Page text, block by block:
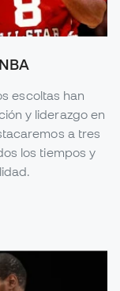
escoltas han
y liderazgo en
a tres
los tiempos y